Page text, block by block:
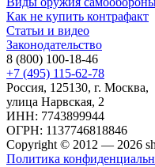
Как не купить контрафакт
Статьи и видео
Законодательство
8 (800) 100-18-46
+7 (495) 115-62-78
Россия, 125130, г. Москва,
улица Нарвская, 2
ИНН: 7743899944
ОГРН: 1137746818846
Copyright © 2012 — 2026
Политика